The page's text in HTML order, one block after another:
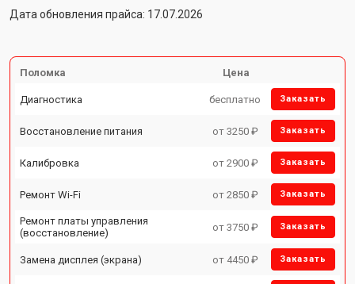
Дата обновления прайса: 17.07.2026
Поломка Цена
Диагностика бесплатно Заказать
Восстановление питания от 3250 ₽ Заказать
Калибровка от 2900 ₽ Заказать
Ремонт Wi-Fi от 2850 ₽ Заказать
Ремонт платы управления
(восстановление)
от 3750 ₽ Заказать
Замена дисплея (экрана) от 4450 ₽ Заказать